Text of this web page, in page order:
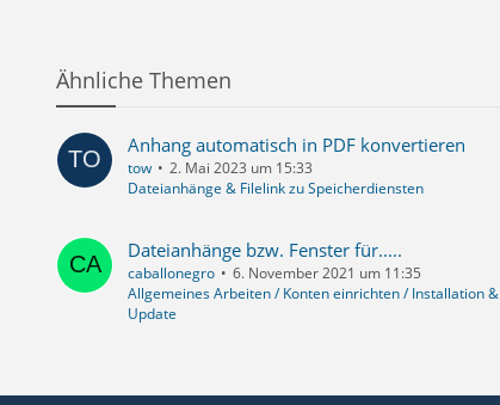
Ähnliche Themen
Anhang automatisch in PDF konvertieren
tow
2. Mai 2023 um 15:33
Dateianhänge & Filelink zu Speicherdiensten
Dateianhänge bzw. Fenster für.....
caballonegro
6. November 2021 um 11:35
Allgemeines Arbeiten / Konten einrichten / Installation &
Update